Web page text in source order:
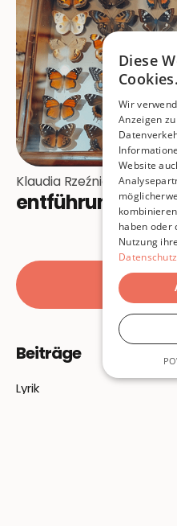
Klaudia Rzeźniczak
entführung in
Alle
Beiträge
Lyrik
Diese
Cookies.
Wir
Anzeigen
Website
haben oder
Nutzung